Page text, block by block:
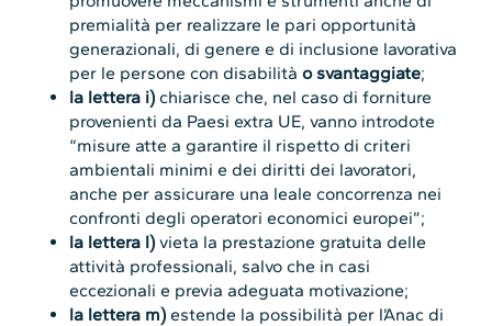
premialità per realizzare le pari opportunità
generazionali, di genere e di inclusione lavorativa
per le persone con disabilitào svantaggiate;
la lettera i)chiarisce che, nel caso di forniture
provenienti da Paesi extra UE, vanno introdote
“misure atte a garantire il rispetto di criteri
ambientali minimi e dei diritti dei lavoratori,
anche per assicurare una leale concorrenza nei
confronti degli operatori economici europei”;
la lettera l)vieta la prestazione gratuita delle
attività professionali, salvo che in casi
eccezionali e previa adeguata motivazione;
la lettera m)estende la possibilità per l’Anac di